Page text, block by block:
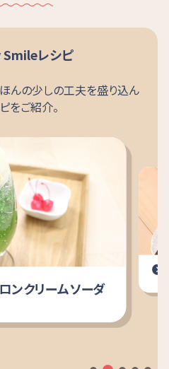
レシピ
んの少しの工夫を盛り込ん
をご紹介。
ンクリームソーダ